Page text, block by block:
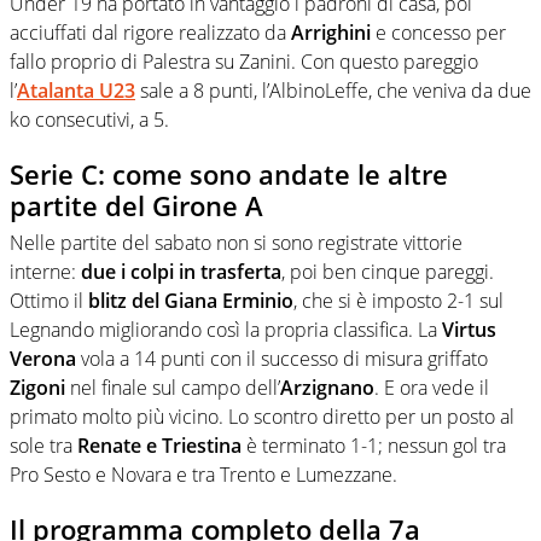
acciuffati dal rigore realizzato daArrighini e concesso per
fallo proprio di Palestra su Zanini. Con questo pareggio
l’Atalanta U23sale a 8 punti, l’AlbinoLeffe, che veniva da due
ko consecutivi, a 5.
Serie C: come sono andate le altre
partite del Girone A
Nelle partite del sabato non si sono registrate vittorie
interne: due i colpi in trasferta, poi ben cinque pareggi.
Ottimo il blitz del Giana Erminio, che si è imposto 2-1 sul
Legnando migliorando così la propria classifica. LaVirtus
Verona vola a 14 punti con il successo di misura griffato
Zigoni nel finale sul campo dell’Arzignano. E ora vede il
primato molto più vicino. Lo scontro diretto per un posto al
sole tra Renate e Triestina è terminato 1-1; nessun gol tra
Pro Sesto e Novara e tra Trento e Lumezzane.
Il programma completo della 7a